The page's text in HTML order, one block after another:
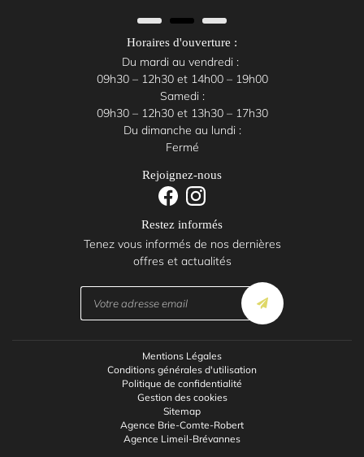
Horaires d'ouverture :
Du mardi au vendredi :
09h30 – 12h30 et 14h00 – 19h00
Samedi :
09h30 – 12h30 et 13h30 – 17h30
Du dimanche au lundi :
Fermé
Rejoignez-nous
Restez informés
Tenez vous informés de nos dernières
offres et actualités
Mentions Légales
Conditions générales d'utilisation
Politique de confidentialité
Gestion des cookies
Sitemap
Agence Brie-Comte-Robert
Agence Limeil-Brévannes